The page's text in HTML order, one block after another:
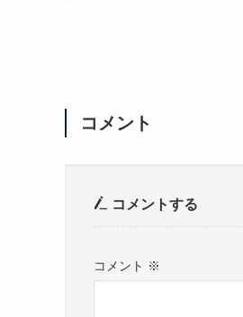
コメント
コメントする
コメント ※